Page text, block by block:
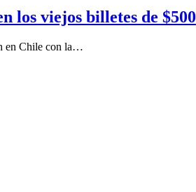
los viejos billetes de $500
en Chile con la…